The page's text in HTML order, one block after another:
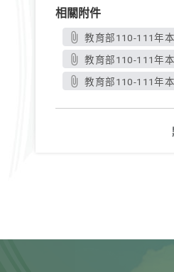
相關附件
教育部110-111年
教育部110-111年
教育部110-111年